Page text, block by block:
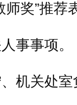
师奖”推荐
事项。
关处室